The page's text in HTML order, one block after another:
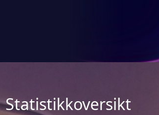
Statistikkoversikt